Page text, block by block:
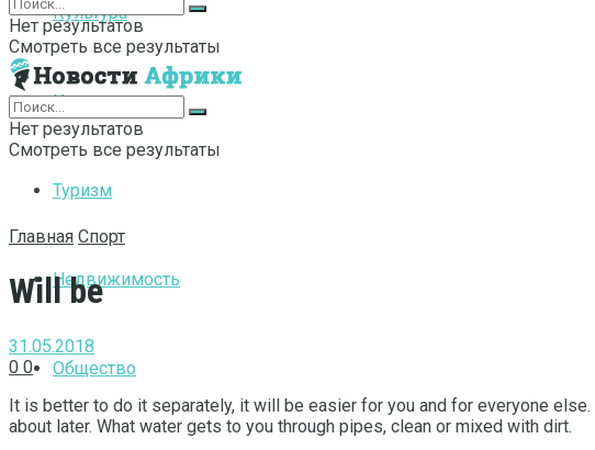
Культура
Интернет
Туризм
Недвижимость
Общество
Нет результатов
Смотреть все результаты
Нет результатов
Смотреть все результаты
Главная Спорт
Will be
31.05.2018
0 0
It is better to do it separately, it will be easier for you and for everyone else.
about later. What water gets to you through pipes, clean or mixed with dirt.